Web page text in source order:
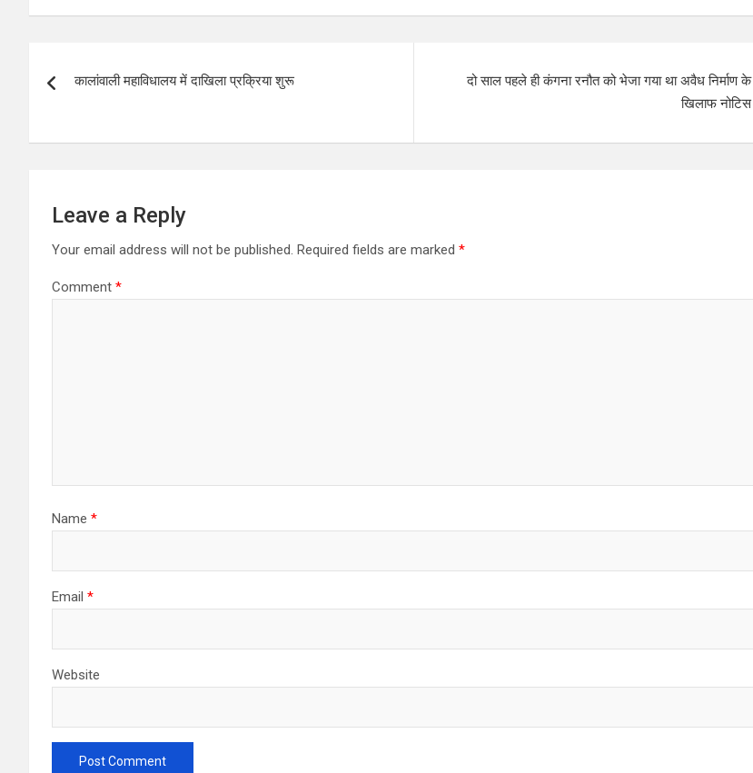
at
A
p
ce
o
k
tt ar
navigation
कालांवाली महाविधालय में दाखिला प्रक्रिया शुरू
दो साल पहले ही कंगना रनौत को भेजा गया था अवैध निर्माण के
ख‍िलाफ नोटिस
Leave a Reply
Your email address will not be published. Required fields are marked *
Comment *
Name *
Email *
Website